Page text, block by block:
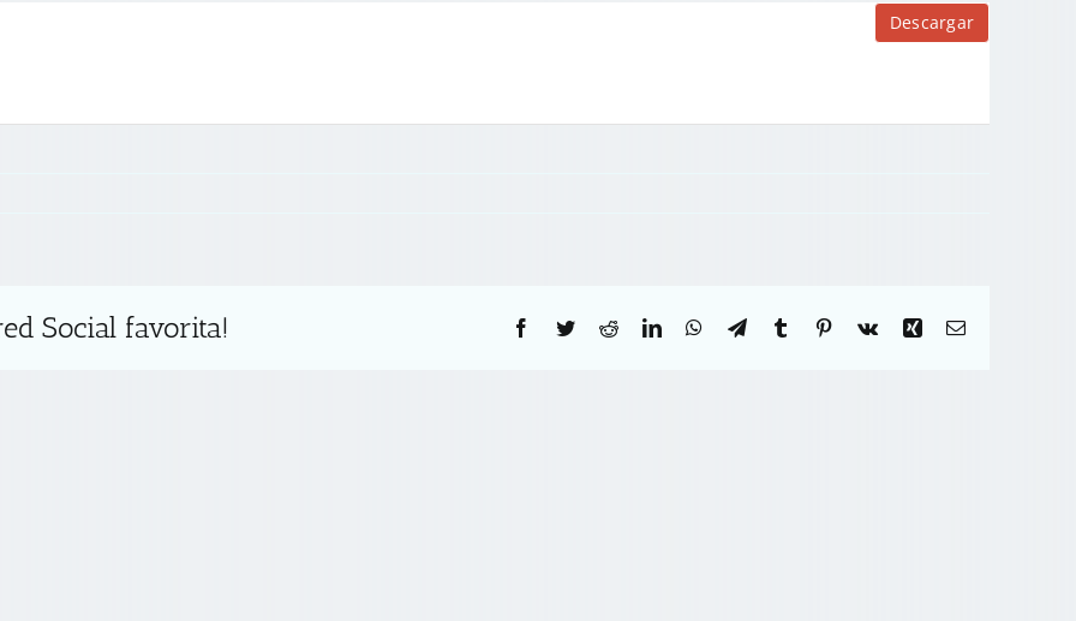
Descargar
Social favorita! Facebook
TwitterRedditLinkedInWhatsApp
TelegramTumblr Pinterest
Vk Xing Correo